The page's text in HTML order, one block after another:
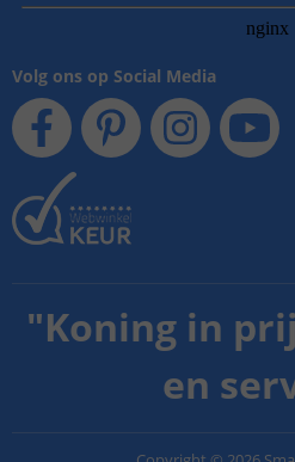
Volg ons op Social Media
"Koning in
en